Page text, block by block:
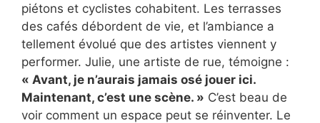
piétons et cyclistes cohabitent. Les terrasses
des cafés débordent de vie, et l’ambiance a
tellement évolué que des artistes viennent y
performer. Julie, une artiste de rue, témoigne :
« Avant, je n’aurais jamais osé jouer ici.
Maintenant, c’est une scène. » C’est beau de
voir comment un espace peut se réinventer. Le